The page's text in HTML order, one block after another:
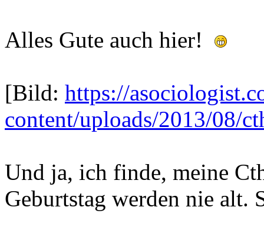
Alles Gute auch hier!
[Bild: https://
content/uploads/2013/08/
Und ja, ich finde, meine
Geburtstag werden nie alt.